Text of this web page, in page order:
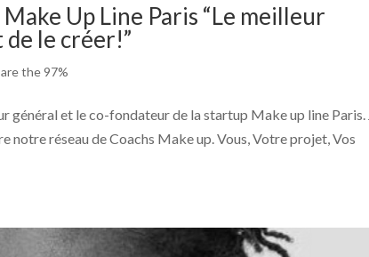
Up Line Paris “Le meilleur
de le créer!”
the 97%
général et le co-fondateur de la startup Make up line Paris.
notre réseau de Coachs Make up. Vous, Votre projet, Vos